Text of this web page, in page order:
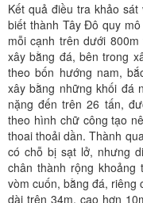
Kết quả điều tra khảo
biết thành Tây Đô quy
mỗi cạnh trên dưới
xây bằng đá, bên trong
theo bốn hướng nam,
xây bằng những khối đá
nặng đến trên 26 tấn,
theo hình chữ công tạo
thoai thoải dần. Thành
có chỗ bị sạt lở, nhưng
chân thành rộng
vòm cuốn, bằng đá, riêng
dài trên 34m, cao hơn